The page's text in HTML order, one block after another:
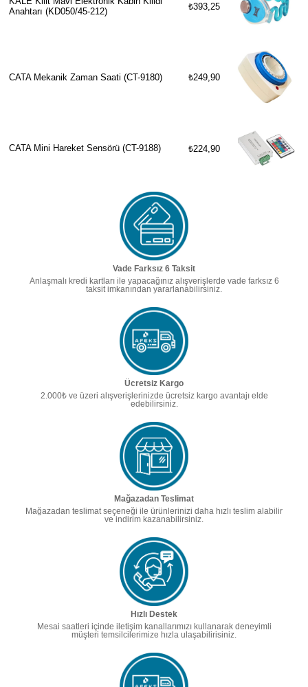
Anahtarı (KD050/45-212)
₺393,25
CATA Mekanik Zaman Saati (CT-9180) ₺249,90
CATA Mini Hareket Sensörü (CT-9188) ₺224,90
Vade Farksız 6 Taksit
Anlaşmalı kredi kartları ile yapacağınız alışverişlerde vade farksız 6
taksit imkanından yararlanabilirsiniz.
Ücretsiz Kargo
2.000₺ ve üzeri alışverişlerinizde ücretsiz kargo avantajı elde
edebilirsiniz.
Mağazadan Teslimat
Mağazadan teslimat seçeneği ile ürünlerinizi daha hızlı teslim alabilir
ve indirim kazanabilirsiniz.
Hızlı Destek
Mesai saatleri içinde iletişim kanallarımızı kullanarak deneyimli
müşteri temsilcilerimize hızla ulaşabilirisiniz.